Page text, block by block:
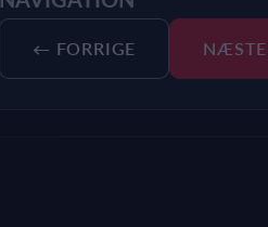
← FORRIGE